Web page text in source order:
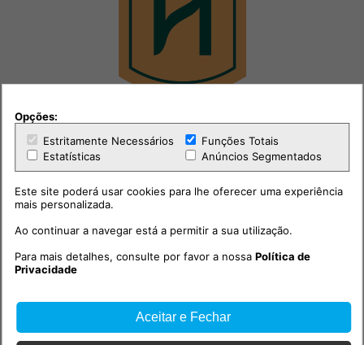
Opções:
Estritamente Necessários
Funções Totais
Estatísticas
Anúncios Segmentados
Este site poderá usar cookies para lhe oferecer uma experiência
mais personalizada.
Ao continuar a navegar está a permitir a sua utilização.
Para mais detalhes, consulte por favor a nossaPolítica de
Privacidade
Aceitar e Fechar